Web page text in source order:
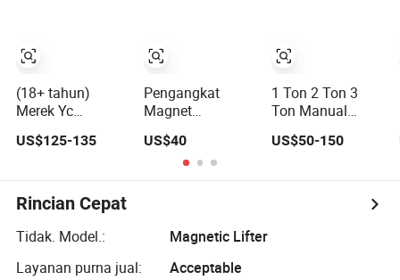
(18+ tahun)
Merek Yc
300kg Magnet
Magnet
Permanen untuk
US$125-135
Pengangkat
Magnet
Kg Beban Kerja
dengan 3X Faktor
Keamanan
US$40
1 Ton 2 Ton 3
Ton Manual
Pengangkat
Permanen
US$50-150
Rincian Cepat
Tidak. Model.:
Magnetic Lifter
Layanan purna jual:
Acceptable